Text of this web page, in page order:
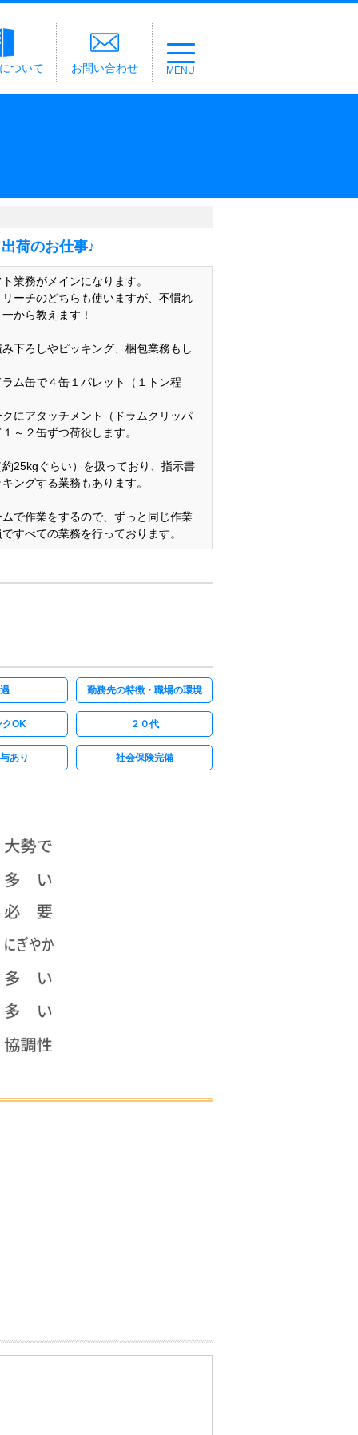
ついて お問い合わせ
荷のお仕事♪
業務がメインになります。
ーチのどちらも使いますが、不慣れ
から教えます！
み下ろしやピッキング、梱包業務もし
ム缶で４缶１パレット（１トン程
クにアタッチメント（ドラムクリッパ
～２缶ずつ荷役します。
25kgぐらい）を扱っており、指示書
ングする業務もあります。
で作業をするので、ずっと同じ作業
すべての業務を行っております。
勤務先の特徴・職場の環境
クOK ２０代
あり 社会保険完備